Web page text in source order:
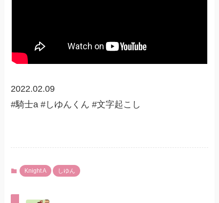
2022.02.09
#騎士a #しゆんくん #文字起こし
Knight A しゆん